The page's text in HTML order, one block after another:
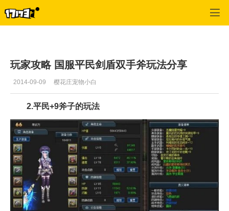
玩家攻略 国服平民剑盾双手斧玩法分享
2014-09-09 樱花庄宠物小白
2.平民+9斧子的玩法